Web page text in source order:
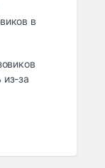
в
из-за